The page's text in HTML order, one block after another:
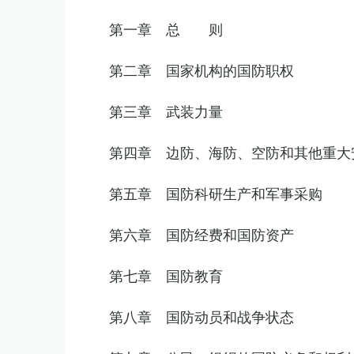
第一章 总 则
第二章 国家机构的国防职权
第三章 武装力量
第四章 边防、海防、空防和其他重大
第五章 国防科研生产和军事采购
第六章 国防经费和国防资产
第七章 国防教育
第八章 国防动员和战争状态